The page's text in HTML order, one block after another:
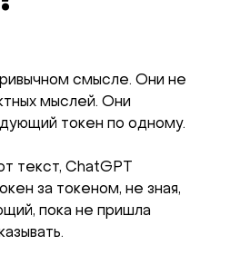
смысле. Они не
мыслей. Они
токен по одному.
текст, ChatGPT
за токеном, не зная,
пока не пришла